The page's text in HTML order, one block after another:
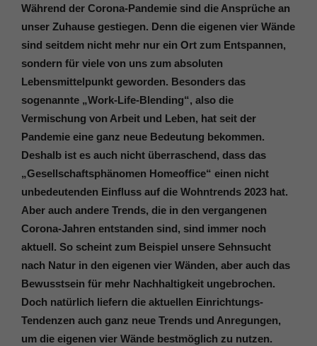
Während der Corona-Pandemie sind die Ansprüche an
unser Zuhause gestiegen. Denn die eigenen vier Wände
sind seitdem nicht mehr nur ein Ort zum Entspannen,
sondern für viele von uns zum absoluten
Lebensmittelpunkt geworden. Besonders das
sogenannte „Work-Life-Blending“, also die
Vermischung von Arbeit und Leben, hat seit der
Pandemie eine ganz neue Bedeutung bekommen.
Deshalb ist es auch nicht überraschend, dass das
„Gesellschaftsphänomen Homeoffice“ einen nicht
unbedeutenden Einfluss auf die Wohntrends 2023 hat.
Aber auch andere Trends, die in den vergangenen
Corona-Jahren entstanden sind, sind immer noch
aktuell. So scheint zum Beispiel unsere Sehnsucht
nach Natur in den eigenen vier Wänden, aber auch das
Bewusstsein für mehr Nachhaltigkeit ungebrochen.
Doch natürlich liefern die aktuellen Einrichtungs-
Tendenzen auch ganz neue Trends und Anregungen,
um die eigenen vier Wände bestmöglich zu nutzen.